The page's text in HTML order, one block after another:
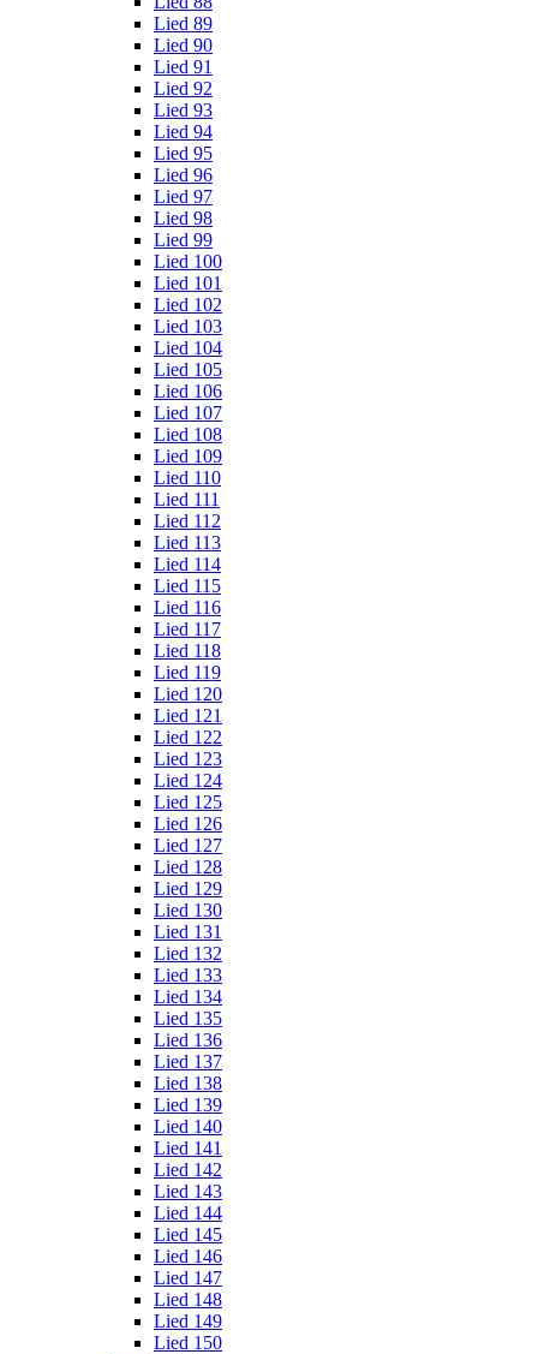
Lied 89
Lied 90
Lied 91
Lied 92
Lied 93
Lied 94
Lied 95
Lied 96
Lied 97
Lied 98
Lied 99
Lied 100
Lied 101
Lied 102
Lied 103
Lied 104
Lied 105
Lied 106
Lied 107
Lied 108
Lied 109
Lied 110
Lied 111
Lied 112
Lied 113
Lied 114
Lied 115
Lied 116
Lied 117
Lied 118
Lied 119
Lied 120
Lied 121
Lied 122
Lied 123
Lied 124
Lied 125
Lied 126
Lied 127
Lied 128
Lied 129
Lied 130
Lied 131
Lied 132
Lied 133
Lied 134
Lied 135
Lied 136
Lied 137
Lied 138
Lied 139
Lied 140
Lied 141
Lied 142
Lied 143
Lied 144
Lied 145
Lied 146
Lied 147
Lied 148
Lied 149
Lied 150